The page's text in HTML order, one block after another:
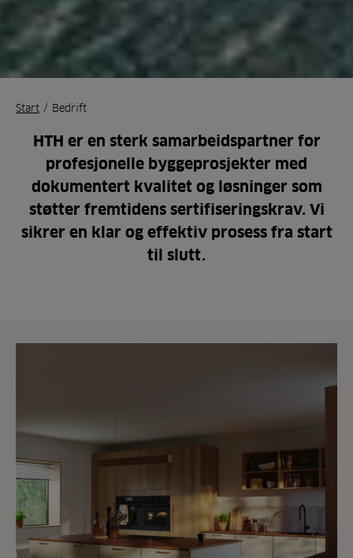
Start / Bedrift
HTH er en sterk samarbeidspartner for
profesjonelle byggeprosjekter med
dokumentert kvalitet og løsninger som
støtter fremtidens sertifiseringskrav. Vi
sikrer en klar og effektiv prosess fra start
til slutt.